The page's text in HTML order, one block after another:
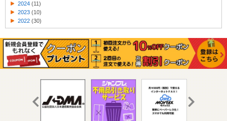
2024 (11)
2023 (10)
2022 (30)